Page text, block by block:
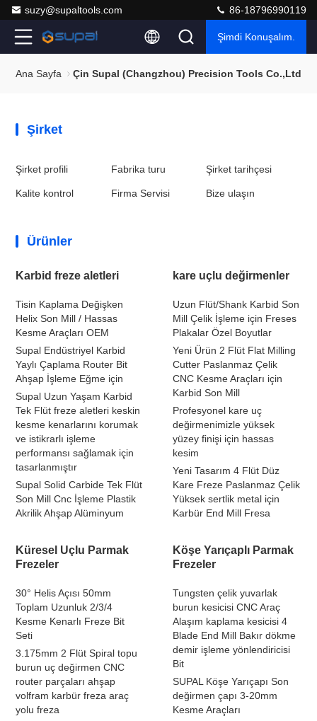
suzy@supaltools.com 86-18796990119
Şimdi Konuşalım.
Ana Sayfa Çin Supal (Changzhou) Precision Tools Co.,Ltd
Şirket
Şirket profili Fabrika turu Şirket tarihçesi
Kalite kontrol Firma Servisi Bize ulaşın
Ürünler
Karbid freze aletleri
Tisin Kaplama Değişken
Helix Son Mill / Hassas
Kesme Araçları OEM
Supal Endüstriyel Karbid
Yaylı Çaplama Router Bit
Ahşap İşleme Eğme için
Supal Uzun Yaşam Karbid
Tek Flüt freze aletleri keskin
kesme kenarlarını korumak
ve istikrarlı işleme
performansı sağlamak için
tasarlanmıştır
Supal Solid Carbide Tek Flüt
Son Mill Cnc İşleme Plastik
Akrilik Ahşap Alüminyum
kare uçlu değirmenler
Uzun Flüt/Shank Karbid Son
Mill Çelik İşleme için Freses
Plakalar Özel Boyutlar
Yeni Ürün 2 Flüt Flat Milling
Cutter Paslanmaz Çelik
CNC Kesme Araçları için
Karbid Son Mill
Profesyonel kare uç
değirmenimizle yüksek
yüzey finişi için hassas
kesim
Yeni Tasarım 4 Flüt Düz
Kare Freze Paslanmaz Çelik
Yüksek sertlik metal için
Karbür End Mill Fresa
Küresel Uçlu Parmak
Frezeler
30° Helis Açısı 50mm
Toplam Uzunluk 2/3/4
Kesme Kenarlı Freze Bit
Seti
3.175mm 2 Flüt Spiral topu
burun uç değirmen CNC
router parçaları ahşap
volfram karbür freza araç
yolu freza
Köşe Yarıçaplı Parmak
Frezeler
Tungsten çelik yuvarlak
burun kesicisi CNC Araç
Alaşım kaplama kesicisi 4
Blade End Mill Bakır dökme
demir işleme yönlendiricisi
Bit
SUPAL Köşe Yarıçapı Son
değirmen çapı 3-20mm
Kesme Araçları